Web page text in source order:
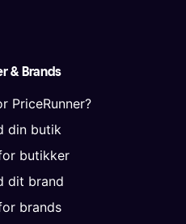
& Brands
PriceRunner?
din butik
butikker
dit brand
brands